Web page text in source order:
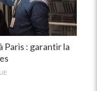
: garantir la